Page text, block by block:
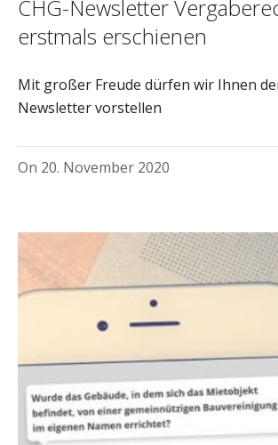
CHG-Newsletter
erstmals erschienen
Mit großer Freude dürfen wir Ihnen
Newsletter vorstellen
On 20. November 2020